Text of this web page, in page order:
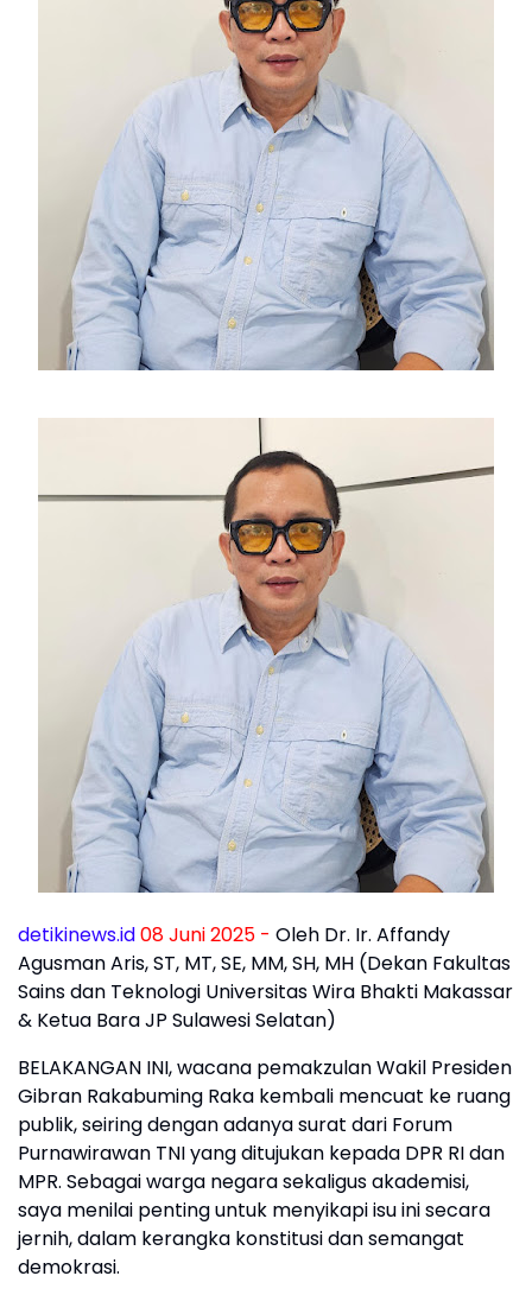
detikinews.id08 Juni 2025 - Oleh Dr. Ir. Affandy
Agusman Aris, ST, MT, SE, MM, SH, MH (Dekan Fakultas
Sains dan Teknologi Universitas Wira Bhakti Makassar
& Ketua Bara JP Sulawesi Selatan)
BELAKANGAN INI, wacana pemakzulan Wakil Presiden
Gibran Rakabuming Raka kembali mencuat ke ruang
publik, seiring dengan adanya surat dari Forum
Purnawirawan TNI yang ditujukan kepada DPR RI dan
MPR. Sebagai warga negara sekaligus akademisi,
saya menilai penting untuk menyikapi isu ini secara
jernih, dalam kerangka konstitusi dan semangat
demokrasi.